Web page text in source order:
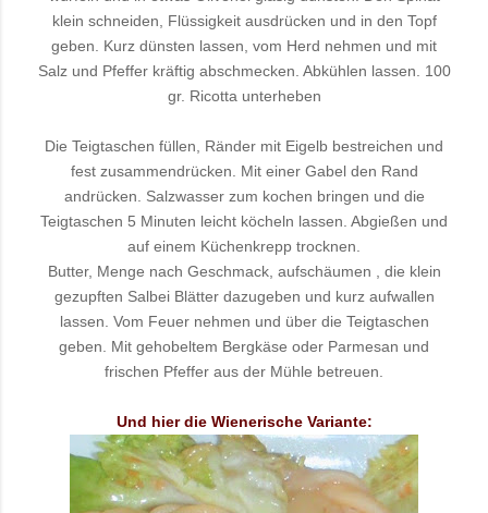
klein schneiden, Flüssigkeit ausdrücken und in den Topf
geben. Kurz dünsten lassen, vom Herd nehmen und mit
Salz und Pfeffer kräftig abschmecken. Abkühlen lassen. 100
gr. Ricotta unterheben
Die Teigtaschen füllen, Ränder mit Eigelb bestreichen und
fest zusammendrücken. Mit einer Gabel den Rand
andrücken. Salzwasser zum kochen bringen und die
Teigtaschen 5 Minuten leicht köcheln lassen. Abgießen und
auf einem Küchenkrepp trocknen.
Butter, Menge nach Geschmack, aufschäumen , die klein
gezupften Salbei Blätter dazugeben und kurz aufwallen
lassen. Vom Feuer nehmen und über die Teigtaschen
geben. Mit gehobeltem Bergkäse oder Parmesan und
frischen Pfeffer aus der Mühle betreuen.
Und hier die Wienerische Variante: